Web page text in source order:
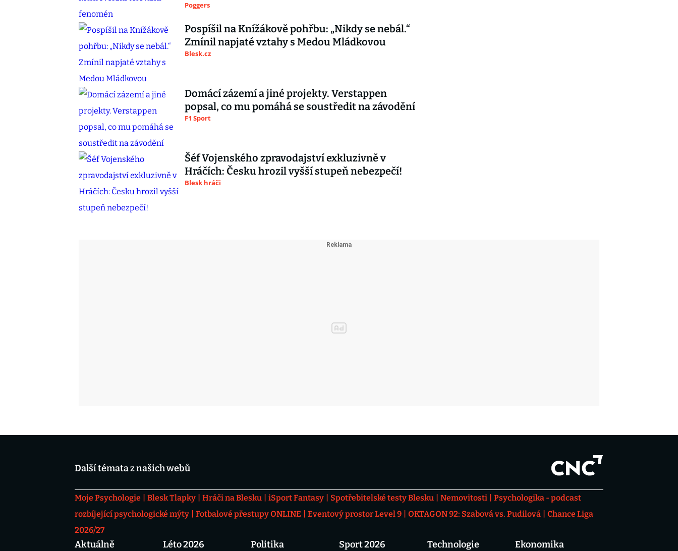
Poggers
Pospíšil na Knížákově pohřbu: „Nikdy se nebál.“
Zmínil napjaté vztahy s Medou Mládkovou
Blesk.cz
Domácí zázemí a jiné projekty. Verstappen
popsal, co mu pomáhá se soustředit na závodění
F1 Sport
Šéf Vojenského zpravodajství exkluzivně v
Hráčích: Česku hrozil vyšší stupeň nebezpečí!
Blesk hráči
Další témata z našich webů
Moje Psychologie Blesk Tlapky Hráči na Blesku iSport Fantasy Spotřebitelské testy Blesku Nemovitosti
Psychologika - podcast
rozbíjející psychologické mýty
Fotbalové přestupy ONLINE Eventový prostor Level 9 OKTAGON 92: Szabová vs. Pudilová
Chance Liga
2026/27
Aktuálně Léto 2026 Politika Sport 2026 Technologie Ekonomika